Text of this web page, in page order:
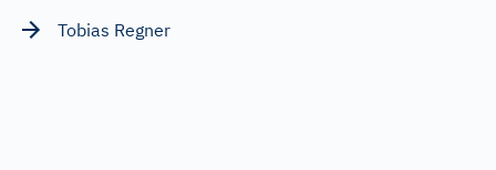
Tobias Regner